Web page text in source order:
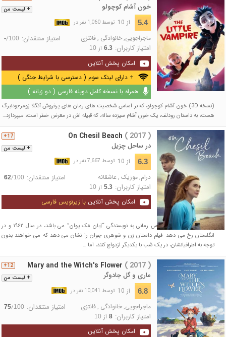
+ لیست من خون آشام کوچولو
5.4 از 10 توسط 1,060 نفر در
ماجراجویی,خانوادگی ,فانتزی امتیاز منتقدان: -/100
امتیاز کاربران: 6.3از 10
امکان پخش آنلاین
+ دارای لینک سوم ( دسترسی با شرایط جنگی )
همراه با نسخه کامل دوبله فارسی ( دو زبانه )
(نسخه 3D) خون آشام کوچولو، که بر اساس شخصیت های رمان های پرفروش آنگلا زومر-بودنبرگ
هست، به داستان رودلف، یک خون آشام سیزده ساله، که قبیله اش در معرض خطر است، میپردازد…
+ لیست من
17+ On Chesil Beach ( 2017 )
در ساحل چزیل
6.3 از 10 توسط 7,667 نفر در
درام, موزیک , عاشقانه امتیاز منتقدان: 62/100
امتیاز کاربران: 5.3از 10
امکان پخش آنلاین با زیرنویس فارسی
موضوع این فیلم که براساس رمانی به نویسندگی “اِیان مَک یوان” می باشد، در سال ۱۹۶۲ و در
انگلستان رخ می دهد. فیلم داستان زن و شوهری جوان را نشان می دهد که می خواهند بدون
توجه به اطرافیانشان، در یک شب با یکدیگر ازدواج کنند، اما …
+ لیست من
12+ Mary and the Witch's Flower ( 2017 )
ماری و گل جادوگر
6.8 از 10 توسط 10,041 نفر در
ماجراجویی,خانوادگی ,فانتزی امتیاز منتقدان: 75/100
امتیاز کاربران: 8از 10
امکان پخش آنلاین